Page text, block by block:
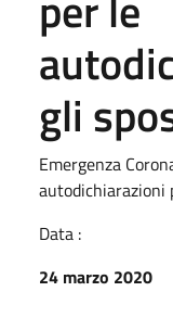
gli
Emergenza
autodichiarazioni
Data :
24 marzo 2020